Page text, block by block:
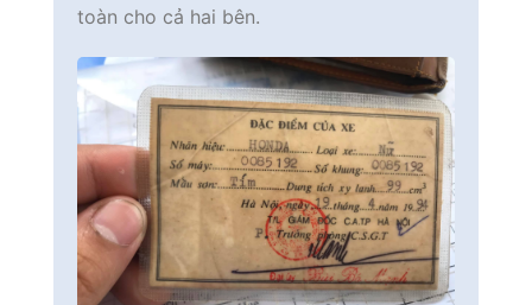
toàn cho cả hai bên.